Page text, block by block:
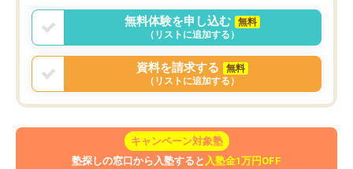
無料体験を申し込む
無料
（リストに追加する）
資料を請求する
無料
（リストに追加する）
キャンペーン対象塾
塾探しの窓口から入塾すると 入塾金1万円OFF